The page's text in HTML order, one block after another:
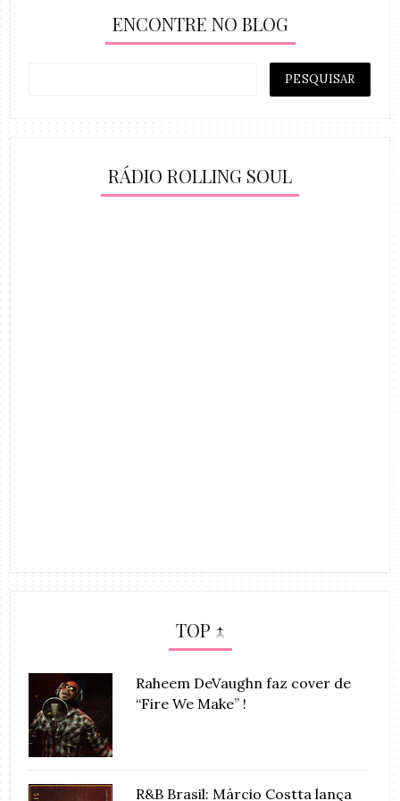
ENCONTRE NO BLOG
RÁDIO ROLLING SOUL
TOP ↑
Raheem DeVaughn faz cover de
“Fire We Make” !
R&B Brasil: Márcio Costta lança